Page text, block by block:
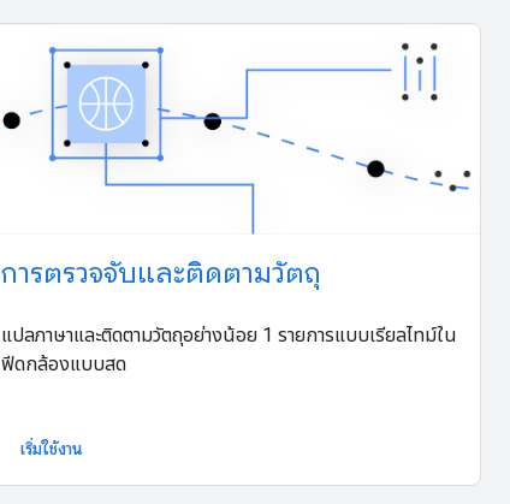
การตรวจจับและติดตามวัตถุ
แปลภาษาและติดตามวัตถุอย่างน้อย 1 รายการแบบเรียลไทม์ใน
ฟีดกล้องแบบสด
เริ่มใช้งาน